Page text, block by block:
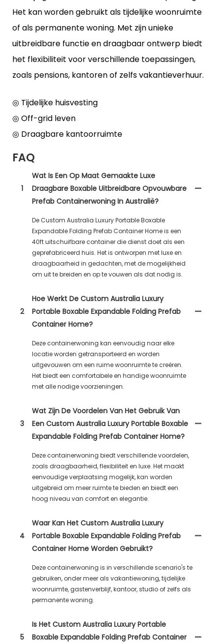
Het kan worden gebruikt als tijdelijke woonruimte
of als permanente woning. Met zijn unieke
uitbreidbare functie en draagbaar ontwerp biedt
het flexibiliteit voor verschillende toepassingen,
zoals pensions, kantoren of zelfs vakantieverhuur.
◎ Tijdelijke huisvesting
◎ Off-grid leven
◎ Draagbare kantoorruimte
FAQ
1
Wat Is Een Op Maat Gemaakte Luxe
Draagbare Boxable Uitbreidbare Opvouwbare
Prefab Containerwoning In Australië?
De Custom Australia Luxury Portable Boxable
Expandable Folding Prefab Container Home is een
40ft uitschuifbare container die dienst doet als een
geprefabriceerd huis. Het is ontworpen met luxe en
draagbaarheid in gedachten, met de mogelijkheid
om uit te breiden en op te vouwen als dat nodig is.
2
Hoe Werkt De Custom Australia Luxury
Portable Boxable Expandable Folding Prefab
Container Home?
Deze containerwoning kan eenvoudig naar elke
locatie worden getransporteerd en worden
uitgevouwen om een ​​ruime woonruimte te creëren.
Het biedt een comfortabele en handige woonruimte
met alle nodige voorzieningen.
3
Wat Zijn De Voordelen Van Het Gebruik Van
Een Custom Australia Luxury Portable Boxable
Expandable Folding Prefab Container Home?
Deze containerwoning biedt verschillende voordelen,
zoals draagbaarheid, flexibiliteit en luxe. Het maakt
eenvoudige verplaatsing mogelijk, kan worden
uitgebreid om meer ruimte te bieden en biedt een
hoog niveau van comfort en elegantie.
4
Waar Kan Het Custom Australia Luxury
Portable Boxable Expandable Folding Prefab
Container Home Worden Gebruikt?
Deze containerwoning is in verschillende scenario's te
gebruiken, onder meer als vakantiewoning, tijdelijke
woonruimte, gastenverblijf, kantoor, studio of zelfs als
permanente woning.
5
Is Het Custom Australia Luxury Portable
Boxable Expandable Folding Prefab Container